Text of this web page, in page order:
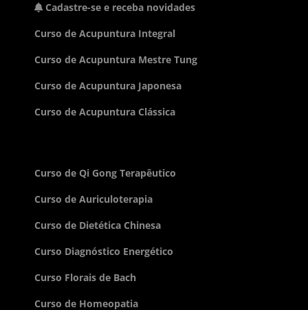
Cadastre-se e receba novidades
Curso de Acupuntura Integral
Curso de Acupuntura Mestre Tung
Curso de Acupuntura Japonesa
Curso de Acupuntura Clássica
Curso de Qi Gong Terapêutico
Curso de Auriculoterapia
Curso de Dietética Chinesa
Curso Diagnóstico Energético
Curso Florais de Bach
Curso de Homeopatia